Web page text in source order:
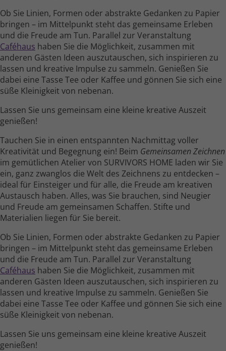
Ob Sie Linien, Formen oder abstrakte Gedanken zu Papier
bringen – im Mittel­punkt steht das gemein­same Erleben
und die Freude am Tun. Parallel zur Veranstaltung
Caféhaus haben Sie die Möglichkeit, zusammen mit
anderen Gästen Ideen auszu­tauschen, sich inspirieren zu
lassen und kreative Impulse zu sammeln. Genießen Sie
dabei eine Tasse Tee oder Kaffee und gönnen Sie sich eine
süße Kleinig­keit von nebenan.
Lassen Sie uns gemeinsam eine kleine kreative Auszeit
genießen!
Tauchen Sie in einen entspannten Nach­mittag voller
Kreativität und Begegnung ein! Beim Gemeinsamen Zeichnen
im gemüt­lichen Atelier von SURVIVORS HOME laden wir Sie
ein, ganz zwanglos die Welt des Zeichnens zu entdecken –
ideal für Einsteiger und für alle, die Freude am kreativen
Austausch haben. Alles, was Sie brauchen, sind Neugier
und Freude am gemein­samen Schaffen. Stifte und
Materialien liegen für Sie bereit.
Ob Sie Linien, Formen oder abstrakte Gedanken zu Papier
bringen – im Mittel­punkt steht das gemein­same Erleben
und die Freude am Tun. Parallel zur Veranstaltung
Caféhaus haben Sie die Möglichkeit, zusammen mit
anderen Gästen Ideen auszu­tauschen, sich inspirieren zu
lassen und kreative Impulse zu sammeln. Genießen Sie
dabei eine Tasse Tee oder Kaffee und gönnen Sie sich eine
süße Kleinig­keit von nebenan.
Lassen Sie uns gemeinsam eine kleine kreative Auszeit
genießen!